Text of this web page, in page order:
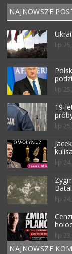
NAJNOWSZE
lip
lip
19-
lip
lip
lip
lip
NAJNOWSZE